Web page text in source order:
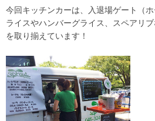
今回キッチンカーは、入退場ゲート（
ライスやハンバーグライス、スペアリ
を取り揃えています！